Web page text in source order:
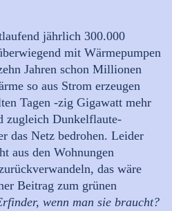
jährlich 300.000
mit Wärmepumpen
Jahren schon Millionen
so aus Strom erzeugen
Tagen -zig Gigawatt mehr
zugleich Dunkelflaute-
das Netz bedrohen. Leider
aus den Wohnungen
das wäre
Beitrag zum grünen
wenn man sie braucht?